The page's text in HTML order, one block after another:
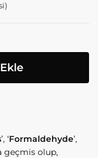
’, ‘Formaldehyde’,
geçmis olup,